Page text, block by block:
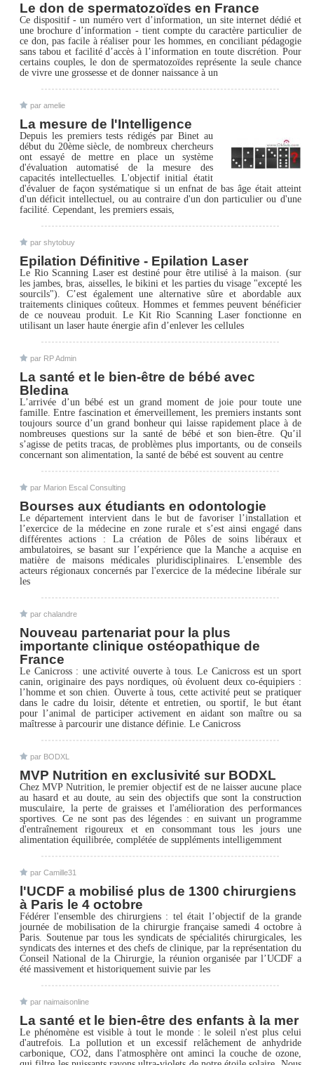
Le don de spermatozoïdes en France
Ce dispositif - un numéro vert d’information, un site internet dédié et
une brochure d’information - tient compte du caractère particulier de
ce don, pas facile à réaliser pour les hommes, en conciliant pédagogie
sans tabou et facilité d’accès à l’information en toute discrétion. Pour
certains couples, le don de spermatozoïdes représente la seule chance
de vivre une grossesse et de donner naissance à un
par amelie
La mesure de l'Intelligence
Depuis les premiers tests rédigés par Binet au
début du 20ème siècle, de nombreux chercheurs
ont essayé de mettre en place un système
d'évaluation automatisé de la mesure des
capacités intellectuelles. L'objectif initial étatit
d'évaluer de façon systématique si un enfnat de bas âge était atteint
d'un déficit intellectuel, ou au contraire d'un don particulier ou d'une
facilité. Cependant, les premiers essais,
par shytobuy
Epilation Définitive - Epilation Laser
Le Rio Scanning Laser est destiné pour être utilisé à la maison. (sur
les jambes, bras, aisselles, le bikini et les parties du visage "excepté les
sourcils"). C’est également une alternative sûre et abordable aux
traitements cliniques coûteux. Hommes et femmes peuvent bénéficier
de ce nouveau produit. Le Kit Rio Scanning Laser fonctionne en
utilisant un laser haute énergie afin d’enlever les cellules
par RP Admin
La santé et le bien-être de bébé avec
Bledina
L’arrivée d’un bébé est un grand moment de joie pour toute une
famille. Entre fascination et émerveillement, les premiers instants sont
toujours source d’un grand bonheur qui laisse rapidement place à de
nombreuses questions sur la santé de bébé et son bien-être. Qu’il
s’agisse de petits tracas, de problèmes plus importants, ou de conseils
concernant son alimentation, la santé de bébé est souvent au centre
par Marion Escal Consulting
Bourses aux étudiants en odontologie
Le département intervient dans le but de favoriser l’installation et
l’exercice de la médecine en zone rurale et s’est ainsi engagé dans
différentes actions : La création de Pôles de soins libéraux et
ambulatoires, se basant sur l’expérience que la Manche a acquise en
matière de maisons médicales pluridisciplinaires. L'ensemble des
acteurs régionaux concernés par l'exercice de la médecine libérale sur
les
par chalandre
Nouveau partenariat pour la plus
importante clinique ostéopathique de
France
Le Canicross : une activité ouverte à tous. Le Canicross est un sport
canin, originaire des pays nordiques, où évoluent deux co-équipiers :
l’homme et son chien. Ouverte à tous, cette activité peut se pratiquer
dans le cadre du loisir, détente et entretien, ou sportif, le but étant
pour l’animal de participer activement en aidant son maître ou sa
maîtresse à parcourir une distance définie. Le Canicross
par BODXL
MVP Nutrition en exclusivité sur BODXL
Chez MVP Nutrition, le premier objectif est de ne laisser aucune place
au hasard et au doute, au sein des objectifs que sont la construction
musculaire, la perte de graisses et l'amélioration des performances
sportives. Ce ne sont pas des légendes : en suivant un programme
d'entraînement rigoureux et en consommant tous les jours une
alimentation équilibrée, complétée de suppléments intelligemment
par Camille31
l'UCDF a mobilisé plus de 1300 chirurgiens
à Paris le 4 octobre
Fédérer l'ensemble des chirurgiens : tel était l’objectif de la grande
journée de mobilisation de la chirurgie française samedi 4 octobre à
Paris. Soutenue par tous les syndicats de spécialités chirurgicales, les
syndicats des internes et des chefs de clinique, par la représentation du
Conseil National de la Chirurgie, la réunion organisée par l’UCDF a
été massivement et historiquement suivie par les
par naimaisonline
La santé et le bien-être des enfants à la mer
Le phénomène est visible à tout le monde : le soleil n'est plus celui
d'autrefois. La pollution et un excessif relâchement de anhydride
carbonique, CO2, dans l'atmosphère ont aminci la couche de ozone,